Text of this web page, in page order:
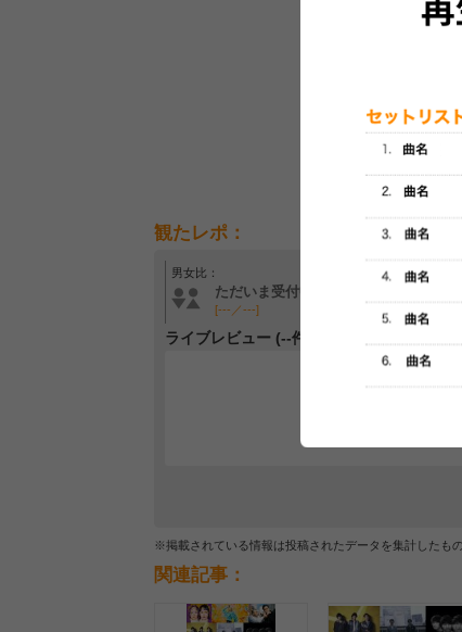
観たレポ：
男女比：
ただいま受付中です
[---／---]
年齢層：
ライブレビュー (--件)
※掲載されている情報は投稿されたデータを集計したも
関連記事：